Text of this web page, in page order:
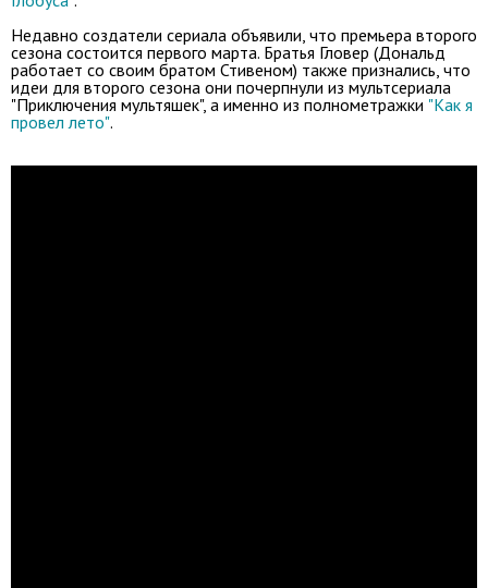
Недавно создатели сериала объявили, что премьера второго
сезона состоится первого марта. Братья Гловер (Дональд
работает со своим братом Стивеном) также признались, что
идеи для второго сезона они почерпнули из мультсериала
"Приключения мультяшек", а именно из полнометражки "Как я
провел лето".